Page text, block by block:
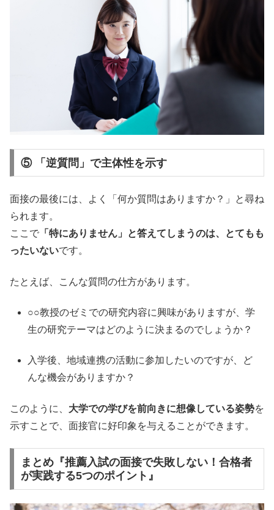
⑤ 「逆質問」で主体性を示す
面接の最後には、よく「何か質問はありますか？」と尋ね
られます。
ここで 「特にありません」と答えてしまうのは、とてもも
ったいないです。
たとえば、こんな質問の仕方があります。
○○教授のゼミでの研究内容に興味がありますが、学
生の研究テーマはどのように決まるのでしょうか？
入学後、地域連携の活動に参加したいのですが、ど
んな機会がありますか？
このように、 大学での学びを前向きに想像している姿勢を
示すことで、面接官に好印象を与えることができます。
まとめ『推薦入試の面接で失敗しない！合格者
が実践する5つのポイント』